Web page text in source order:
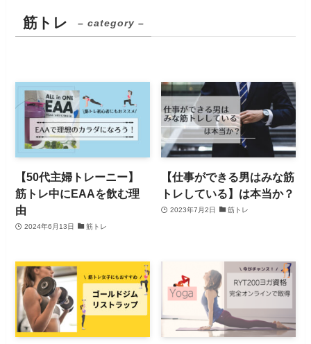
筋トレ – category –
【50代主婦トレーニー】
筋トレ中にEAAを飲む理
由
2024年6月13日 筋トレ
【仕事ができる男はみな筋
トレしている】は本当か？
2023年7月2日 筋トレ